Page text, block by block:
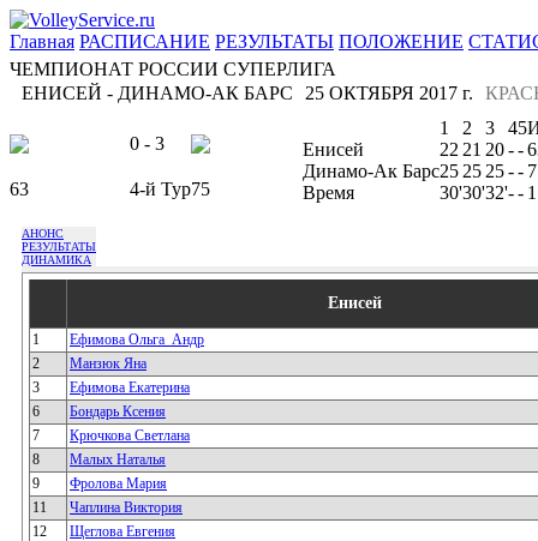
Главная РАСПИСАНИЕ РЕЗУЛЬТАТЫ ПОЛОЖЕНИЕ
ЧЕМПИОНАТ РОССИИ СУПЕРЛИГА
ЕНИСЕЙ - ДИНАМО-АК БАРС
25 ОКТЯБРЯ 2017 г.
0 - 3
63 4-й Тур75
1 2 3 45
Енисей
22 21 20--
Динамо-Ак Барс25 25 25--
Время
30'30'32'--
АНОНС
РЕЗУЛЬТАТЫ
ДИНАМИКА
Енисей
1
Ефимова Ольга_Андр
2
Манзюк Яна
3
Ефимова Екатерина
6
Бондарь Ксения
7
Крючкова Светлана
8
Малых Наталья
9
Фролова Мария
11
Чаплина Виктория
12
Щеглова Евгения